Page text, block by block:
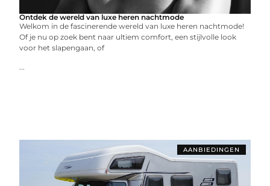
Ontdek de wereld van luxe heren nachtmode
Welkom in de fascinerende wereld van luxe heren nachtmode!
Of je nu op zoek bent naar ultiem comfort, een stijlvolle look
voor het slapengaan, of
...
AANBIEDINGEN